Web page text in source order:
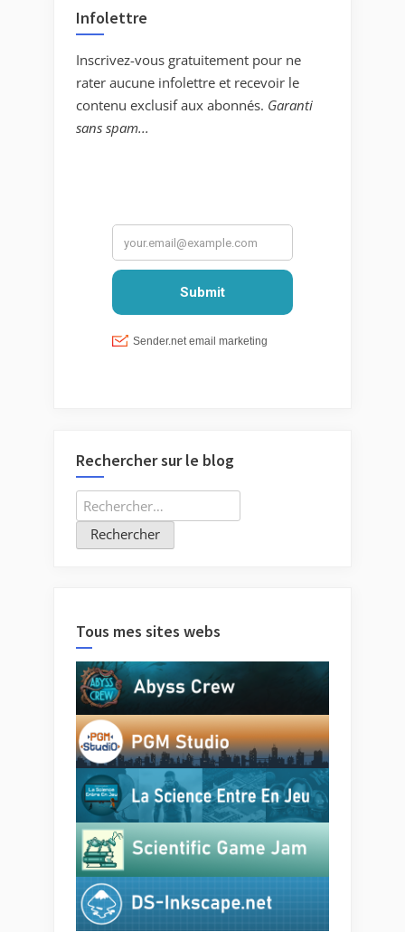
Infolettre
Inscrivez-vous gratuitement pour ne
rater aucune infolettre et recevoir le
contenu exclusif aux abonnés. Garanti
sans spam...
Rechercher sur le blog
Rechercher :
Tous mes sites webs